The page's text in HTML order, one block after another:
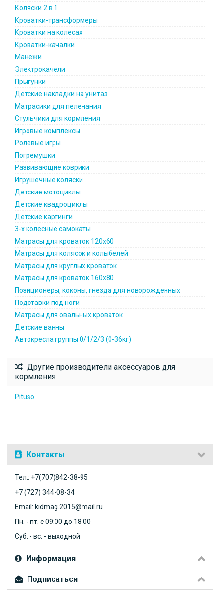
Коляски 2 в 1
Кроватки-трансформеры
Кроватки на колесах
Кроватки-качалки
Манежи
Электрокачели
Прыгунки
Детские накладки на унитаз
Матрасики для пеленания
Стульчики для кормления
Игровые комплексы
Ролевые игры
Погремушки
Развивающие коврики
Игрушечные коляски
Детские мотоциклы
Детские квадроциклы
Детские картинги
3-х колесные самокаты
Матрасы для кроваток 120х60
Матрасы для колясок и колыбелей
Матрасы для круглых кроваток
Матрасы для кроваток 160х80
Позиционеры, коконы, гнезда для новорожденных
Подставки под ноги
Матрасы для овальных кроваток
Детские ванны
Автокресла группы 0/1/2/3 (0-36кг)
Другие производители аксессуаров для
кормления
Pituso
Контакты
Тел.: +7(707)842-38-95
+7 (727) 344-08-34
Email: kidmag.2015@mail.ru
Пн. - пт. с 09:00 до 18:00
Суб. - вс. - выходной
Информация
Подписаться